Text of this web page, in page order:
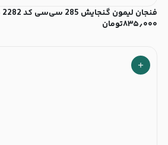
فنجان لیمون گنجایش 285 سی‌سی کد 2282 - (ست 6 عددی)
۸۳۵٫۰۰۰تومان